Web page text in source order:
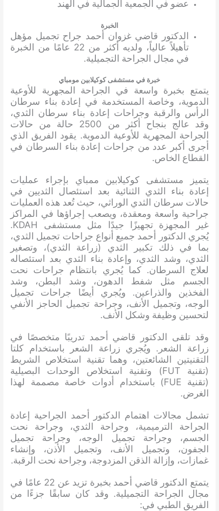
عضو في الجمعية الجمالية في الهند
الخبرة
الدكتور قاضي غزوان أحمد جراح تجميل مؤهل
تأهيلاً عالياً، ولديه أكثر من 22 عامًا من الخبرة
في مجال الجراحة التجميلية.
خبرة في مستشفى كوكيلابين مومباي
يتمتع بخبرة واسعة في الجراحة المجهرية للأوعية
الدموية، وخاصة المستخدمة في إعادة بناء سرطان
الرأس والرقبة وجراحات إعادة بناء سرطان الثدي،
وقد عالج بنجاح أكثر من 2500 حالة من حالات
الجراحة المجهرية للأوعية الدموية. يقود الفريق الذي
أجرى أكبر عدد من جراحات إعادة بناء السرطان في
القطاع الخاص.
يتميز مستشفى كوكيلابين ممباي بإجراء عمليات
إعادة بناء الثدي الثنائية بعد استئصال الثديين في
حالات سرطان الثدي الوراثي، حيث تُعد هذه العمليات
جراحية واسعة ومعقدة، ويصعب إجراؤها في المراكز
غير المجهزة تجهيزًا جيدًا مثل مستشفى KDAH.
يُجري الدكتور أحمد جميع أنواع جراحات تجميل الثدي،
بما في ذلك تكبير الثدي (زراعة الثدي)، وتصغير
الثدي، وشد الثدي، وإعادة بناء الثدي بعد استئصاله
لعلاج السرطان. كما يُجري بانتظام جراحات نحت
الجسم مثل شفط الدهون، وشد البطن، وشد
الفخذين والذراعين. ويُجري أيضًا جراحات تجميل
الوجه، وتجميل الأنف، وجراحة تجميل الحاجز الأنفي
لتحسين وظيفة وشكل الأنف.
وقد تلقى الدكتور قاضي أحمد تدريبًا متخصصًا في
زراعة الشعر. ويُجري زراعة الشعر باستخدام كلتا
التقنيتين الشائعتين، وهما تقنية استخلاص الشريط
(تقنية FUT) وتقنية استخلاص الوحدات البصيلية
(تقنية FUE) باستخدام أدوات خاصة مصممة لهذا
الغرض.
تشمل مجالات اهتمام الدكتور أحمد الجراحية إعادة
الجراحة الترميمية، وجراحة الثدي، وجراحة نحت
الجسم، وجراحة تجميل الوجه، وجراحة تجميل
الجفون، وتجميل الأنف، وتجميل الأذن، وإنشاء
غمازات، وإزالة الذقن المزدوجة، وجراحة نحت الرقبة.
يتمتع الدكتور قاضي أحمد بخبرة تزيد عن 22 عامًا في
مجال الجراحة التجميلية. وقد كان سابقًا جزءًا من
الفريق الطبي في: